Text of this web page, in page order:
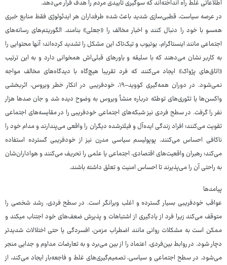
اطلاعاتی غلط راه انداخته‌اند که سوگیری تاییدی مردم را هدف قرار می‌دهد.
در عرصه سیاست، قطبی‌سازی شدید باعث شده طرفداران هر ایدئولوژی فقط منابع خبری
همسو با خود را دنبال کنند و اخبار مخالف را «جعلی» بنامند. الگوریتم‌های رسانه‌های
اجتماعی مانند اینستاگرام، یوتیوب و تیک‌تاک این مشکل را تشدید کرده‌اند؛ آنها محتوایی را
به کاربر نشان می‌دهند که با سلیقه و باورهای قبلی‌اش همخوانی دارد و به این ترتیب
«اتاق‌های پژواک» ایجاد می‌کنند که فرد تقریبا هیچ‌گاه با دیدگاه‌های مخالف مواجه
نمی‌شود. در دوران همه‌گیری کووید-۱۹، خودفریبی در انکار خطر ویروس، اثربخشی
واکسن‌ها یا تئوری‌های توطئه درباره منشأ ویروس به وضوح دیده شد و جان صدها هزار
نفر را گرفت. در سطح فردی نیز شبکه‌های اجتماعی خودفریبی را در مقایسه‌های اجتماعی
تقویت می‌کنند؛ افراد زندگی ایده‌آل و فیلترشده دیگران را واقعی می‌پندارند و مدام خود را
ناکافی احساس می‌کنند. پوپولیسم سیاسی مدرن نیز از خودفریبی گسترده استفاده
می‌کند؛ رهبران واقعیت‌های اقتصادی، اجتماعی یا علمی را تحریف می‌کنند و هواداران‌شان
به راحتی آن را می‌پذیرند تا احساس امنیت و تعلق داشته باشند.
پیامدها
عواقب خودفریبی بسیار گسترده و اغلب ویرانگر است. در سطح فردی، رشد شخصی را
متوقف می‌کند زیرا فرد از یادگیری از اشتباهات و پذیرش ضعف‌های خود اجتناب میکند و
ممکن است به مشکلات روانی مانند اضطراب مزمن، افسردگی یا حتی اختلالات شدیدتر
دچار شود. در روابط بین‌فردی، اعتماد را از بین می‌برد و به تعارضات مداوم و جدایی منجر
می‌شود. در سطح اجتماعی و سیاسی، تصمیم‌گیری‌های غلط و فاجعه‌بار ایجاد می‌کند، از